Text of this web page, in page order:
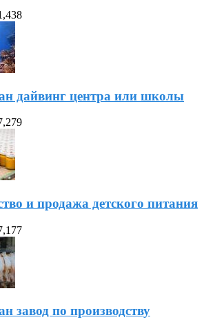
дайвинг центра или школы
и продажа детского питания
завод по производству